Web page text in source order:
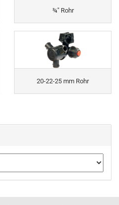
¾" Rohr
20-22-25 mm Rohr